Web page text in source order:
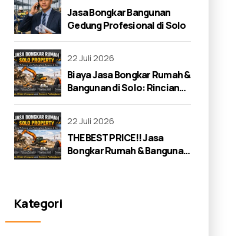
Jasa Bongkar Bangunan
Gedung Profesional di Solo
22 Juli 2026
Biaya Jasa Bongkar Rumah &
Bangunan di Solo: Rincian
22 Juli 2026
THE BEST PRICE!! Jasa
Bongkar Rumah & Bangunan
Kategori